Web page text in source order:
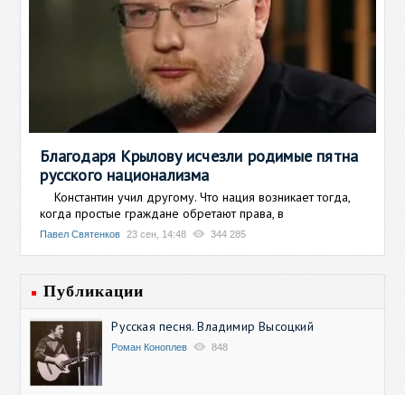
Благодаря Крылову исчезли родимые пятна
русского национализма
Константин учил другому. Что нация возникает тогда,
когда простые граждане обретают права, в
Павел Святенков 23 сен, 14:48 344 285
Публикации
Русская песня. Владимир Высоцкий
Роман Коноплев 848